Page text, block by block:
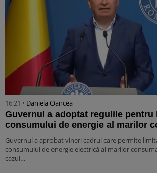
16:21 • Daniela Oancea
Guvernul a adoptat regulile pentru
consumului de energie al marilor
Guvernul a aprobat vineri cadrul care permite
consumului de energie electrică al marilor
cazul…